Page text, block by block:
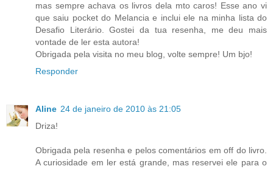
mas sempre achava os livros dela mto caros! Esse ano vi
que saiu pocket do Melancia e inclui ele na minha lista do
Desafio Literário. Gostei da tua resenha, me deu mais
vontade de ler esta autora!
Obrigada pela visita no meu blog, volte sempre! Um bjo!
Responder
Aline 24 de janeiro de 2010 às 21:05
Driza!
Obrigada pela resenha e pelos comentários em off do livro.
A curiosidade em ler está grande, mas reservei ele para o